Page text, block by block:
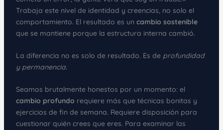
Trabaja este nivel de identidad y creencias, no solo el
comportamiento. El resultado es un cambio sostenible
que se mantiene porque la estructura interna cambió.
La diferencia no es solo de resultado. Es de profundidad
y permanencia.
Seamos brutalmente honestos por un momento: el
cambio profundo requiere más que técnicas bonitas y
ejercicios de fin de semana. Requiere disposición para
cuestionar quién crees que eres. Para examinar las